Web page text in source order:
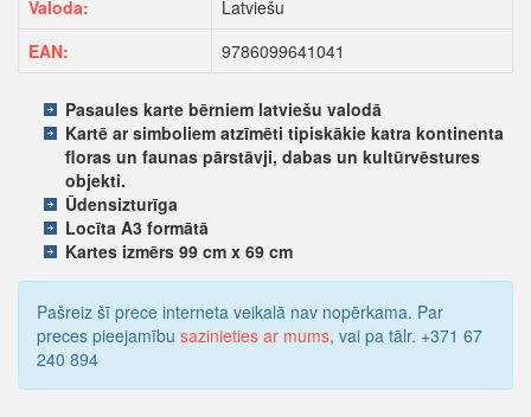
Valoda:
Latviešu
EAN:
9786099641041
Pasaules karte bērniem latviešu valodā
Kartē ar simboliem atzīmēti tipiskākie katra kontinenta
floras un faunas pārstāvji, dabas un kultūrvēstures
objekti.
Ūdensizturīga
Locīta A3 formātā
Kartes izmērs 99 cm x 69 cm
Pašreiz šī prece interneta veikalā nav nopērkama. Par
preces pieejamību sazinieties ar mums, vai pa tālr. +371 67
240 894